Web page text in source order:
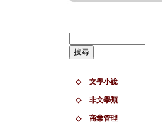
◇ 文學小說
◇ 非文學類
◇ 商業管理